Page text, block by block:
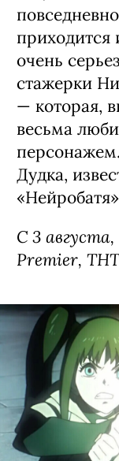
очень
стажерки
— которая,
весьма
Дудка,
С 3
Premier, ТНТ